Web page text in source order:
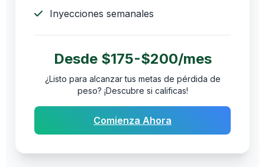
Inyecciones semanales
Desde $175-$200/mes
¿Listo para alcanzar tus metas de pérdida de
peso? ¡Descubre si calificas!
Comienza Ahora